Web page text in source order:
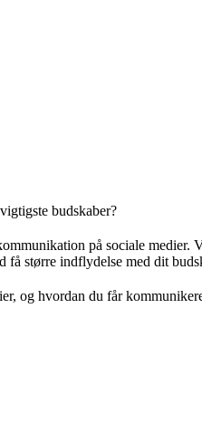
budskaber?
på sociale medier.
større indflydelse med dit
og hvordan du får